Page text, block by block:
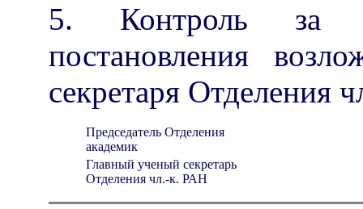
5. Контроль за
постановления
секретаря
Председатель Отделения
академик
Главный ученый секретарь
Отделения чл.-к. РАН